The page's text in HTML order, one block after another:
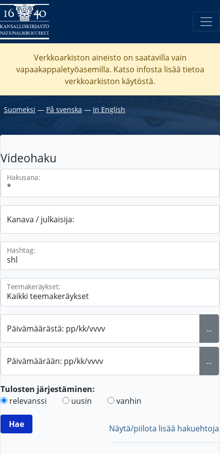
Verkkoarkiston aineisto on saatavilla vain
vapaakappaletyöasemilla. Katso infosta lisää tietoa
verkkoarkiston käytöstä.
Suomeksi ― På svenska ― In English
Videohaku
Hakusana:
Kanava / julkaisija:
Hashtag:
Teemakeräykset:
Päivämäärästä: pp/kk/vvvv ...
Päivämäärään: pp/kk/vvvv ...
Tulosten järjestäminen:
relevanssi
uusin vanhin
Näytä/piilota lisää hakuehtoja